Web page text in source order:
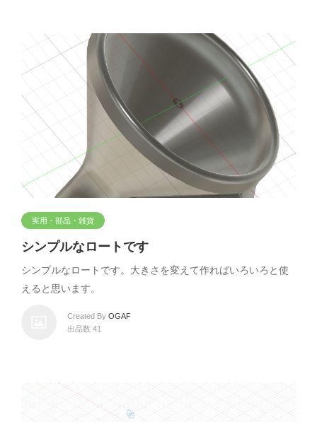
実用・部品・雑貨
シンプルなロートです
シンプルなロートです。大きさを変えて作ればいろいろと使
えると思います。
Created By OGAF
出品数 41